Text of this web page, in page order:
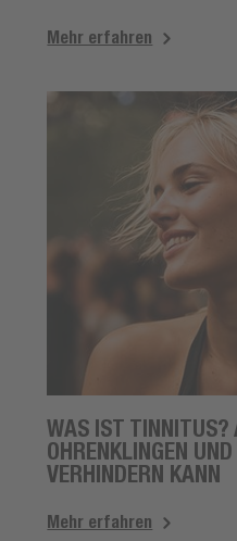
Mehr erfahren
WAS IST TINNITUS?
OHRENKLINGEN
VERHINDERN KANN
Mehr erfahren